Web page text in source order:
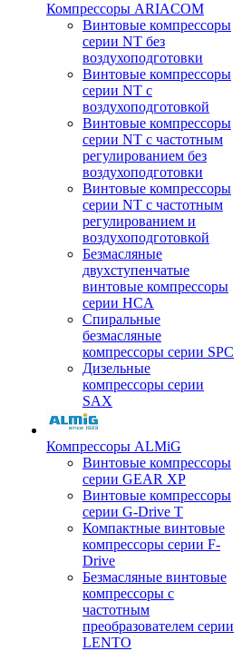
Компрессоры ARIACOM
Винтовые компрессоры
серии NT без
воздухоподготовки
Винтовые компрессоры
серии NT c
воздухоподготовкой
Винтовые компрессоры
серии NT с частотным
регулированием без
воздухоподготовки
Винтовые компрессоры
серии NT с частотным
регулированием и
воздухоподготовкой
Безмасляные
двухступенчатые
винтовые компрессоры
серии HCA
Спиральные
безмасляные
компрессоры серии SPC
Дизельные
компрессоры серии
SAX
Компрессоры ALMiG
Винтовые компрессоры
серии GEAR XP
Винтовые компрессоры
серии G-Drive T
Компактные винтовые
компрессоры серии F-
Drive
Безмасляные винтовые
компрессоры с
частотным
преобразователем серии
LENTO